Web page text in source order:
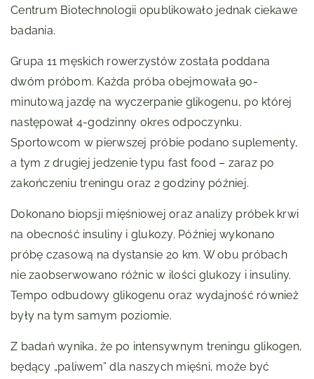
Centrum Biotechnologii opublikowało jednak ciekawe
badania.
Grupa 11 męskich rowerzystów została poddana
dwóm próbom. Każda próba obejmowała 90-
minutową jazdę na wyczerpanie glikogenu, po której
następował 4-godzinny okres odpoczynku.
Sportowcom w pierwszej próbie podano suplementy,
a tym z drugiej jedzenie typu fast food – zaraz po
zakończeniu treningu oraz 2 godziny później.
Dokonano biopsji mięśniowej oraz analizy próbek krwi
na obecność insuliny i glukozy. Później wykonano
próbę czasową na dystansie 20 km. W obu próbach
nie zaobserwowano różnic w ilości glukozy i insuliny.
Tempo odbudowy glikogenu oraz wydajność również
były na tym samym poziomie.
Z badań wynika, że po intensywnym treningu glikogen,
będący „paliwem” dla naszych mięśni, może być